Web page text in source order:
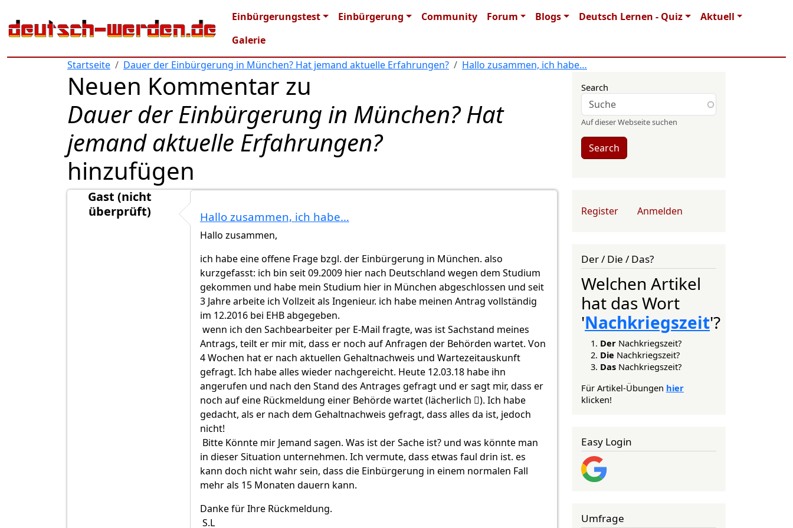
Main navigation
Einbürgerungstest Einbürgerung Community Forum Blogs Deutsch Lernen - Quiz
Aktuell
Galerie
Startseite
Dauer der Einbürgerung in München? Hat jemand aktuelle Erfahrungen? Hallo zusammen, ich habe…
Neuen Kommentar zu
Dauer der Einbürgerung in München? Hat
jemand aktuelle Erfahrungen?
hinzufügen
Gast (nicht
überprüft)
Hallo zusammen, ich habe…
Hallo zusammen,
ich habe eine offene Frage bzgl. der Einbürgerung in München. also
kurzgefasst: ich bin seit 09.2009 hier nach Deutschland wegen dem Studium
gekommen und habe mein Studium hier in München abgeschlossen und seit
3 Jahre arbeite ich Vollzeit als Ingenieur. ich habe meinen Antrag vollständig
im 12.2016 bei EHB abgegeben.
wenn ich den Sachbearbeiter per E-Mail fragte, was ist Sachstand meines
Antrags, teilt er mir mit, dass er noch auf Anfragen der Behörden wartet. Von
4 Wochen hat er nach aktuellen Gehaltnachweis und Wartezeitauskunft
gefragt. Ich habe alles wieder nachgereicht. Heute 12.03.18 habe ihn
angerufen und nach den Stand des Antrages gefragt und er sagt mir, dass er
noch auf eine Rückmeldung einer Behörde wartet (lächerlich ). Ich habe
gedacht, als er nach dem Gehaltnachweis gefragt, dass alles da ist, jedoch
nicht!
Bitte Könnte mir Jemand sagen. Was ist der Sache ist? und was könnte man
in dieser Situation unternehmen. Ich vermute, dass etwas faul drin ist. es
kann doch nicht wahr sein, dass die Einbürgerung in einem normalen Fall
mehr als 15 Monaten dauern kann.
Danke für Ihre Rückmeldung.
S.L
Search
Auf dieser Webseite suchen
Search
User account menu
Register Anmelden
Der / Die / Das?
Welchen Artikel
hat das Wort
'Nachkriegszeit'?
Der Nachkriegszeit?
Die Nachkriegszeit?
Das Nachkriegszeit?
Für Artikel-Übungen hier
klicken!
Easy Login
Umfrage